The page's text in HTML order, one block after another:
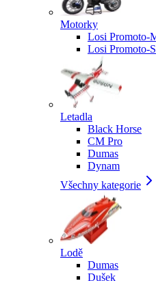
Motorky
Losi Promoto-
Losi Promoto-
Letadla
Black Horse
CM Pro
Dumas
Dynam
Všechny kategorie
Lodě
Dumas
Dušek